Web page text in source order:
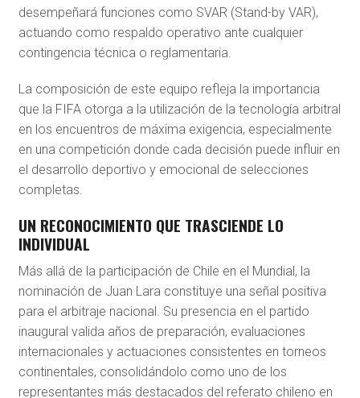
desempeñará funciones como SVAR (Stand-by VAR),
actuando como respaldo operativo ante cualquier
contingencia técnica o reglamentaria.
La composición de este equipo refleja la importancia
que la FIFA otorga a la utilización de la tecnología arbitral
en los encuentros de máxima exigencia, especialmente
en una competición donde cada decisión puede influir en
el desarrollo deportivo y emocional de selecciones
completas.
UN RECONOCIMIENTO QUE TRASCIENDE LO
INDIVIDUAL
Más allá de la participación de Chile en el Mundial, la
nominación de Juan Lara constituye una señal positiva
para el arbitraje nacional. Su presencia en el partido
inaugural valida años de preparación, evaluaciones
internacionales y actuaciones consistentes en torneos
continentales, consolidándolo como uno de los
representantes más destacados del referato chileno en